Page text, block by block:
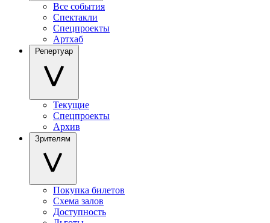
Все события
Спектакли
Спецпроекты
Артхаб
Репертуар
Текущие
Спецпроекты
Архив
Зрителям
Покупка билетов
Схема залов
Доступность